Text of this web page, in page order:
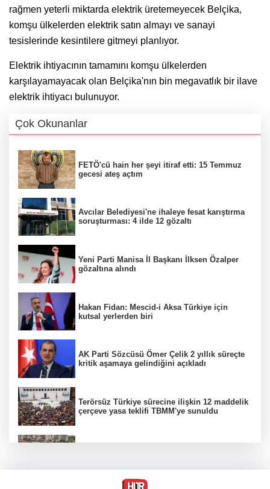
rağmen yeterli miktarda elektrik üretemeyecek Belçika,
komşu ülkelerden elektrik satın almayı ve sanayi
tesislerinde kesintilere gitmeyi planlıyor.
Elektrik ihtiyacının tamamını komşu ülkelerden
karşılayamayacak olan Belçika'nın bin megavatlık bir ilave
elektrik ihtiyacı bulunuyor.
Çok Okunanlar
FETÖ'cü hain her şeyi itiraf etti: 15 Temmuz
gecesi ateş açtım
Avcılar Belediyesi'ne ihaleye fesat karıştırma
soruşturması: 4 ilde 12 gözaltı
Yeni Parti Manisa İl Başkanı İlksen Özalper
gözaltına alındı
Hakan Fidan: Mescid-i Aksa Türkiye için
kutsal yerlerden biri
AK Parti Sözcüsü Ömer Çelik 2 yıllık süreçte
kritik aşamaya gelindiğini açıkladı
Terörsüz Türkiye sürecine ilişkin 12 maddelik
çerçeve yasa teklifi TBMM'ye sunuldu